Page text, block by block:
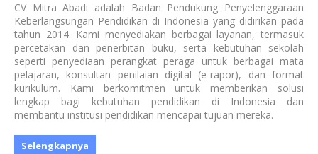
CV Mitra Abadi adalah Badan Pendukung Penyelenggaraan
Keberlangsungan Pendidikan di Indonesia yang didirikan pada
tahun 2014. Kami menyediakan berbagai layanan, termasuk
percetakan dan penerbitan buku, serta kebutuhan sekolah
seperti penyediaan perangkat peraga untuk berbagai mata
pelajaran, konsultan penilaian digital (e-rapor), dan format
kurikulum. Kami berkomitmen untuk memberikan solusi
lengkap bagi kebutuhan pendidikan di Indonesia dan
membantu institusi pendidikan mencapai tujuan mereka.
Selengkapnya